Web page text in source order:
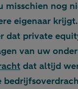
misschien nog
eigenaar
dat private
van uw
dat altijd